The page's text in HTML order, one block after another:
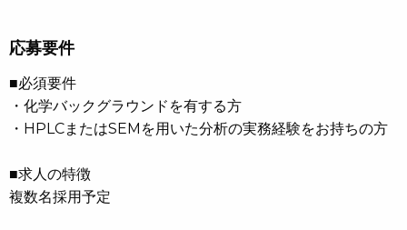
応募要件
■必須要件
・化学バックグラウンドを有する方
・HPLCまたはSEMを用いた分析の実務経験をお持ちの方
■求人の特徴
複数名採用予定